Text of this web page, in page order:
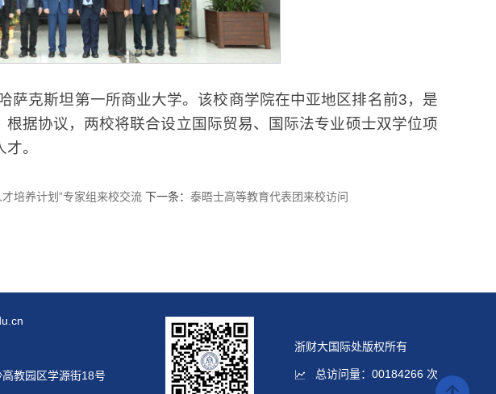
萨克斯坦第一所商业大学。该校商学院在中亚地区排名前3，是
据协议，两校将联合设立国际贸易、国际法专业硕士双学位项
。
培养计划”专家组来校交流 下一条： 泰晤士高等教育代表团来校访问
教园区学源街18号
浙财大国际处版权所有
总访问量： 00184266 次